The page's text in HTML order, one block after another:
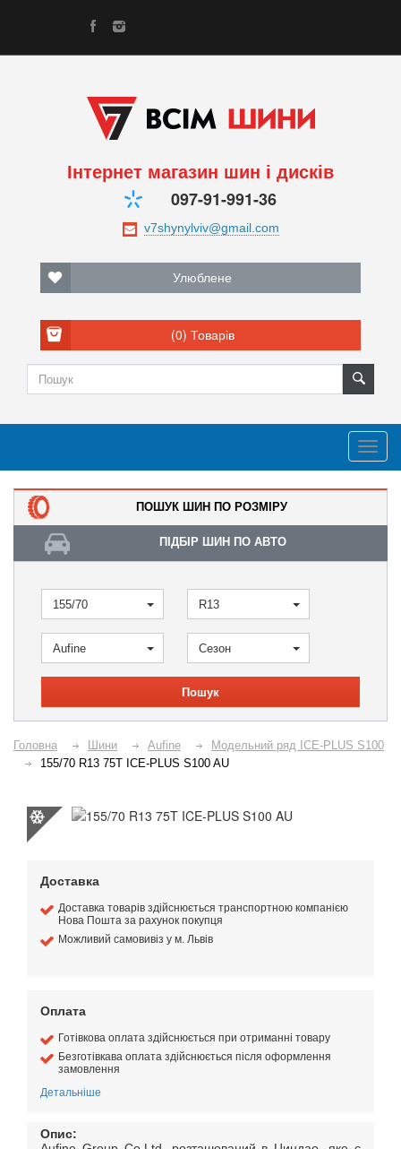
Інтернет магазин шин і дисків
097-91-991-36
Улюблене
(0) Товарів
ПОШУК ШИН ПО РОЗМІРУ
ПІДБІР ШИН ПО АВТО
155/70 R13
Aufine Сезон
Пошук
Головна Шини Aufine
Модельний ряд ICE-PLUS S100
155/70 R13 75T ICE-PLUS S100 AU
Доставка
Доставка товарів здійснюється транспортною компанією
Нова Пошта за рахунок покупця
Можливий самовивіз у м. Львів
Оплата
Готівкова оплата здійснюється при отриманні товару
Безготівкава оплата здійснюється після оформлення
замовлення
Детальніше
Опис: